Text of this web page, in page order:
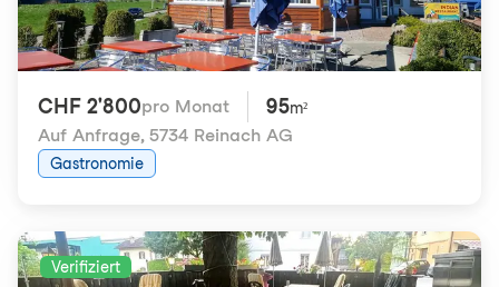
CHF 2'800pro Monat 95m²
Auf Anfrage, 5734 Reinach AG
Gastronomie
Verifiziert